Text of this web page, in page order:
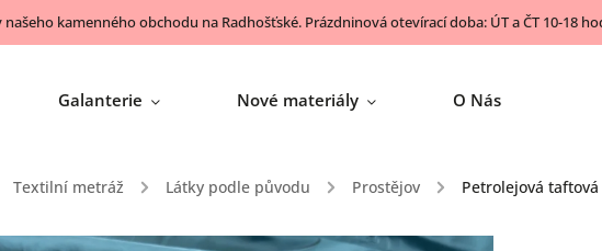
kamenného obchodu na Radhošťské. Prázdninová otevírací doba: ÚT a ČT 10-18
Galanterie Nové materiály O Nás
Textilní metráž / Látky podle původu / Prostějov / Petrolejová